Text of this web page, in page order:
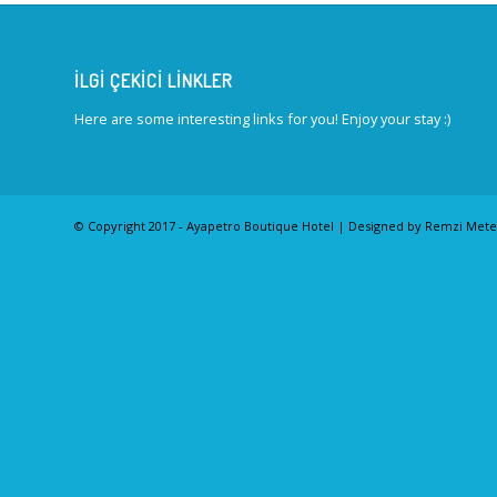
İLGI ÇEKICI LINKLER
Here are some interesting links for you! Enjoy your stay :)
© Copyright 2017 - Ayapetro Boutique Hotel | Designed by Remzi